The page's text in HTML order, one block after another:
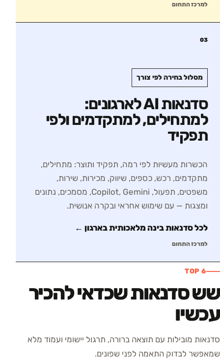
למרכז התחום
03
מסלול בחירה לפי צורך
סדנאות AI לארגונים:
למתחילים, למתקדמים ולפי
תפקיד
הכשרות מעשיות לפי רמה, תפקיד ותוצר: מתחילים,
מתקדמים, רכש, כספים, שיווק, מכירות, שירות,
משפטים, תפעול, Copilot, Gemini, מסמכים, נתונים
ומצגות — עם שימוש אחראי ובקרה אנושית.
לכל סדנאותבינה מלאכותית בארגון ←
למרכז התחום
TOP 6
שש סדנאות שכדאי להכיר
עכשיו
סדנאות מובילות עם תוצאה ברורה, תרגול יישומי ועמוד מלא
שמאפשר לבדוק התאמה לפני שפונים.